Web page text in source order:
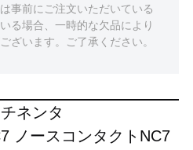
事前にご注文いただいている
る場合、一時的な欠品により
ざいます。ご了承ください。
ネンタ
ノースコンタクトNC7